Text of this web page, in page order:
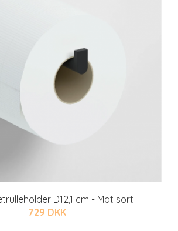
D12,1 cm - Mat sort
729 DKK